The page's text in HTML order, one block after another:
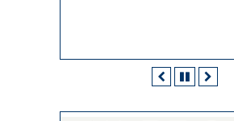
AnteriorPausar